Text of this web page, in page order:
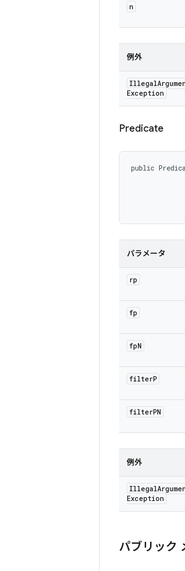
n
例外
Illegal
Exception
Predicate
public
パラメータ
rp
fp
fpN
filterP
filterPN
例外
Illegal
Exception
パブリック